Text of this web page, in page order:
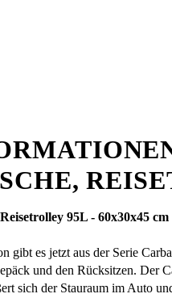
95L - 60x30x45 cm
gibt es jetzt aus der Serie
und den Rücksitzen. Der
sich der Stauraum im Auto